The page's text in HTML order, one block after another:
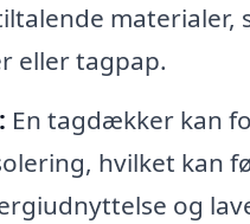
materialer,
eller tagpap.
En tagdækker kan
hvilket kan
og